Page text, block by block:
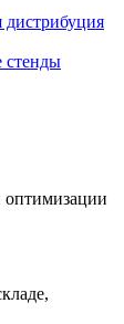
стенды
оптимизации